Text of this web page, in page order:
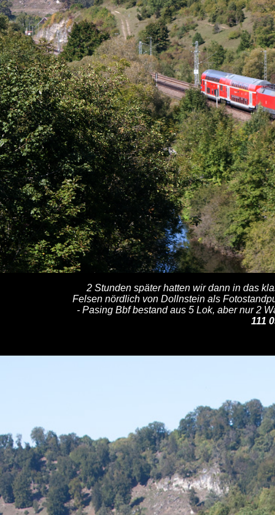
2 Stunden später hatten wir dann in das
Felsen nördlich von Dollnstein als
- Pasing Bbf bestand aus 5 Lok, aber nur 2
111